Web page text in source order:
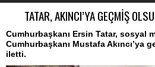
TATAR, AKINCI’YA GEÇMİŞ
Cumhurbaşkanı Ersin Tatar, sosyal
Cumhurbaşkanı Mustafa Akıncı’ya
iletti.